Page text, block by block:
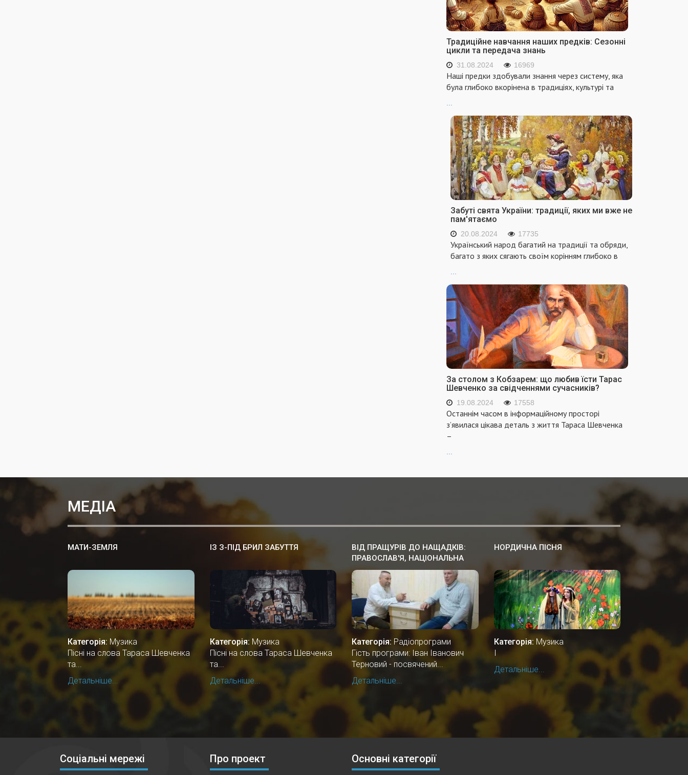
Традиційне навчання наших предків: Сезонні
цикли та передача знань
31.08.2024 16969
Наші предки здобували знання через систему, яка
була глибоко вкорінена в традиціях, культурі та
...
Забуті свята України: традиції, яких ми вже не
пам'ятаємо
20.08.2024 17735
Український народ багатий на традиції та обряди,
багато з яких сягають своїм корінням глибоко в
...
За столом з Кобзарем: що любив їсти Тарас
Шевченко за свідченнями сучасників?
19.08.2024 17558
Останнім часом в інформаційному просторі
з’явилася цікава деталь з життя Тараса Шевченка
–
...
МЕДІА
МАТИ-ЗЕМЛЯ
Категорія: Музика
Пісні на слова Тараса Шевченка
та...
Детальніше...
ІЗ З-ПІД БРИЛ ЗАБУТТЯ
Категорія: Музика
Пісні на слова Тараса Шевченка
та...
Детальніше...
ВІД ПРАЩУРІВ ДО НАЩАДКІВ:
ПРАВОСЛАВ'Я, НАЦІОНАЛЬНА
КУЛЬТУРА ПРАУКРАЇНИ
Категорія: Радіопрограми
Гість програми: Іван Іванович
Терновий - посвячений...
Детальніше...
НОРДИЧНА ПІСНЯ
Категорія: Музика
Детальніше...
Соціальні мережі Про проект Основні категорії